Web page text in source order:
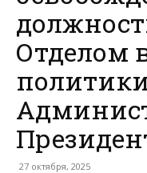
Отделом
27 октября, 2025